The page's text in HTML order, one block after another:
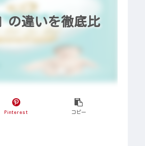
の違いを徹底比
Pinterest コピー